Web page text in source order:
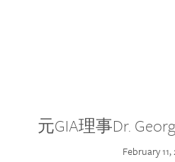
元GIA理事Dr.
February